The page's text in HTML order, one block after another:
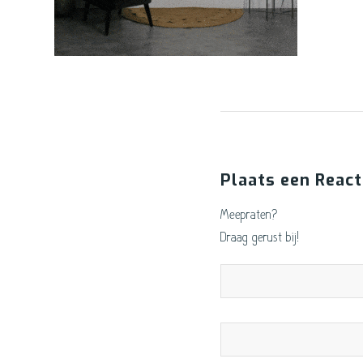
Plaats een
Meepraten?
Draag gerust bij!